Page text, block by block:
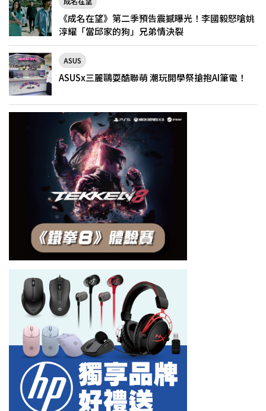
《成名在望》第二季預告震撼曝光！李國毅怒嗆姚
淳耀「當邱家的狗」兄弟情決裂
ASUS
ASUSx三麗鷗耍酷聯萌 潮玩開學祭搶抱AI筆電！